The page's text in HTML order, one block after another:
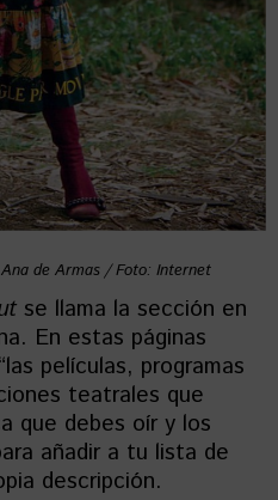
de Armas / Foto: Internet
se llama la sección en
En estas páginas
películas, programas
teatrales que
que debes oír y los
añadir a tu lista de
descripción.